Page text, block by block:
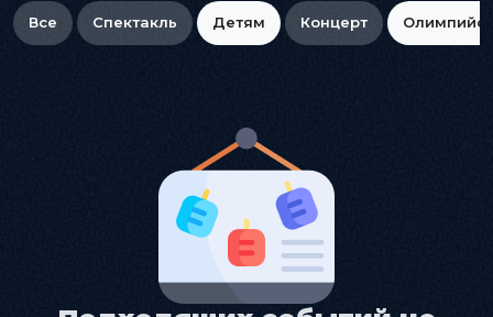
Все Спектакль Детям Концерт